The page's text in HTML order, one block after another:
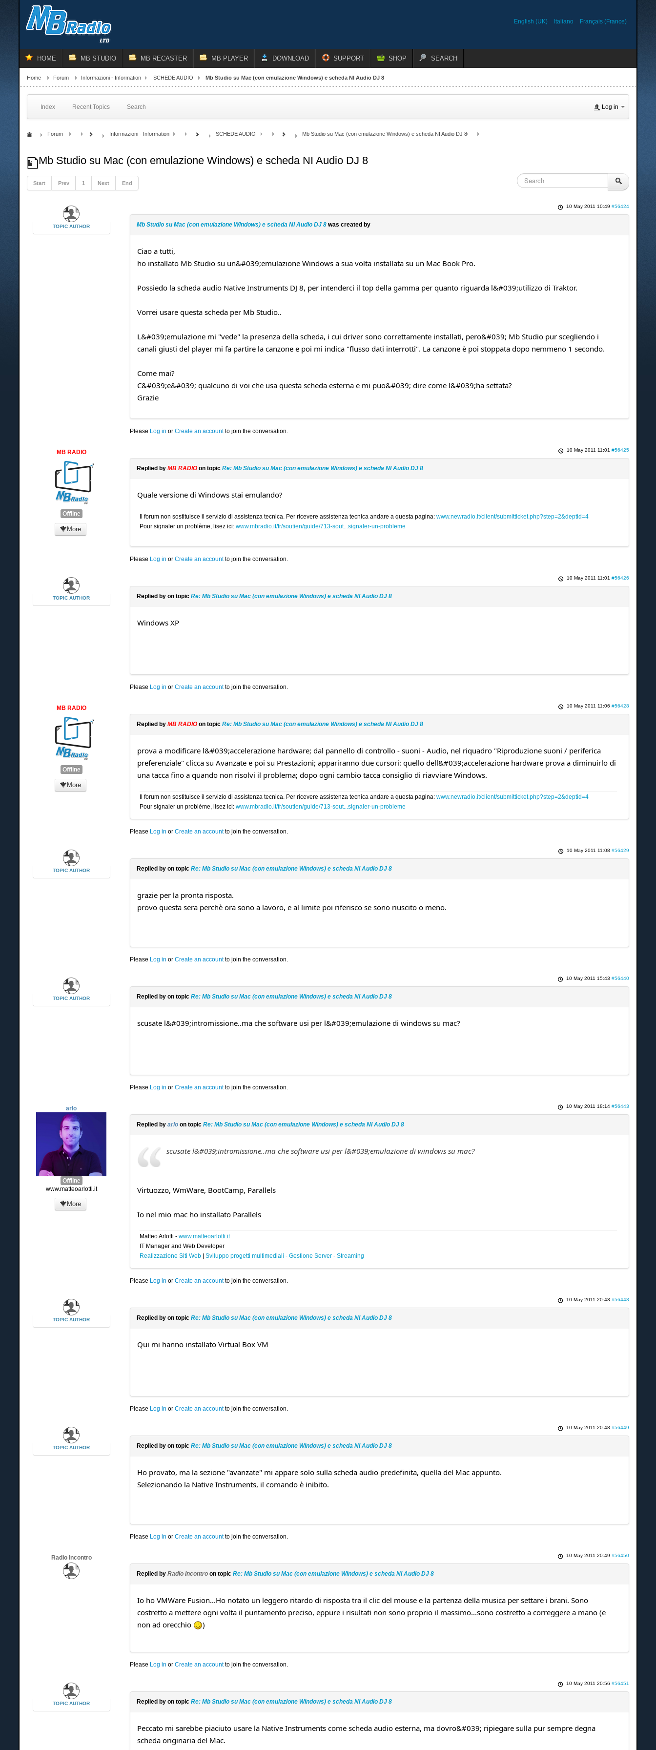
English (UK) Italiano Français (France)
HOME MB STUDIO MB RECASTER MB PLAYER DOWNLOAD SUPPORT SHOP SEARCH
Home Forum Informazioni - Information SCHEDE AUDIO Mb Studio su Mac (con emulazione Windows) e scheda NI Audio DJ 8
Index Recent Topics Search Log in
Forum Informazioni - Information SCHEDE AUDIO Mb Studio su Mac (con emulazione Windows) e scheda NI Audio DJ 8
Mb Studio su Mac (con emulazione Windows) e scheda NI Audio DJ 8
Start Prev 1 Next End
TOPIC AUTHOR
10 May 2011 10:49 #56424
Mb Studio su Mac (con emulazione Windows) e scheda NI Audio DJ 8was created by
Ciao a tutti,
ho installato Mb Studio su un&#039;emulazione Windows a sua volta installata su un Mac Book Pro.
Possiedo la scheda audio Native Instruments DJ 8, per intenderci il top della gamma per quanto riguarda l&#039;utilizzo di Traktor.
Vorrei usare questa scheda per Mb Studio..
L&#039;emulazione mi "vede" la presenza della scheda, i cui driver sono correttamente installati, pero&#039; Mb Studio pur scegliendo i
canali giusti del player mi fa partire la canzone e poi mi indica "flusso dati interrotti". La canzone è poi stoppata dopo nemmeno 1 secondo.
Come mai?
C&#039;e&#039; qualcuno di voi che usa questa scheda esterna e mi puo&#039; dire come l&#039;ha settata?
Grazie
Please Log in or Create an accountto join the conversation.
MB RADIO
Offline
More
10 May 2011 11:01 #56425
Replied by MB RADIOon topic Re: Mb Studio su Mac (con emulazione Windows) e scheda NI Audio DJ 8
Quale versione di Windows stai emulando?
Il forum non sostituisce il servizio di assistenza tecnica. Per ricevere assistenza tecnica andare a questa pagina: www.newradio.it/client/submitticket.php?step=2&deptid=4
Pour signaler un problème, lisez ici: www.mbradio.it/fr/soutien/guide/713-sout...signaler-un-probleme
Please Log in or Create an accountto join the conversation.
TOPIC AUTHOR
10 May 2011 11:01 #56426
Replied by on topic Re: Mb Studio su Mac (con emulazione Windows) e scheda NI Audio DJ 8
Windows XP
Please Log in or Create an accountto join the conversation.
MB RADIO
Offline
More
10 May 2011 11:06 #56428
Replied by MB RADIOon topic Re: Mb Studio su Mac (con emulazione Windows) e scheda NI Audio DJ 8
prova a modificare l&#039;accelerazione hardware; dal pannello di controllo - suoni - Audio, nel riquadro "Riproduzione suoni / periferica
preferenziale" clicca su Avanzate e poi su Prestazioni; appariranno due cursori: quello dell&#039;accelerazione hardware prova a diminuirlo di
una tacca fino a quando non risolvi il problema; dopo ogni cambio tacca consiglio di riavviare Windows.
Il forum non sostituisce il servizio di assistenza tecnica. Per ricevere assistenza tecnica andare a questa pagina: www.newradio.it/client/submitticket.php?step=2&deptid=4
Pour signaler un problème, lisez ici: www.mbradio.it/fr/soutien/guide/713-sout...signaler-un-probleme
Please Log in or Create an accountto join the conversation.
TOPIC AUTHOR
10 May 2011 11:08 #56429
Replied by on topic Re: Mb Studio su Mac (con emulazione Windows) e scheda NI Audio DJ 8
grazie per la pronta risposta.
provo questa sera perchè ora sono a lavoro, e al limite poi riferisco se sono riuscito o meno.
Please Log in or Create an accountto join the conversation.
TOPIC AUTHOR
10 May 2011 15:43 #56440
Replied by on topic Re: Mb Studio su Mac (con emulazione Windows) e scheda NI Audio DJ 8
scusate l&#039;intromissione..ma che software usi per l&#039;emulazione di windows su mac?
Please Log in or Create an accountto join the conversation.
arlo
Offline
www.matteoarlotti.it
More
10 May 2011 18:14 #56443
Replied by arloon topic Re: Mb Studio su Mac (con emulazione Windows) e scheda NI Audio DJ 8
scusate l&#039;intromissione..ma che software usi per l&#039;emulazione di windows su mac?
Virtuozzo, WmWare, BootCamp, Parallels
Io nel mio mac ho installato Parallels
Matteo Arlotti - www.matteoarlotti.it
IT Manager and Web Developer
Realizzazione Siti Web| Sviluppo progetti multimediali - Gestione Server - Streaming
Please Log in or Create an accountto join the conversation.
TOPIC AUTHOR
10 May 2011 20:43 #56448
Replied by on topic Re: Mb Studio su Mac (con emulazione Windows) e scheda NI Audio DJ 8
Qui mi hanno installato Virtual Box VM
Please Log in or Create an accountto join the conversation.
TOPIC AUTHOR
10 May 2011 20:48 #56449
Replied by on topic Re: Mb Studio su Mac (con emulazione Windows) e scheda NI Audio DJ 8
Ho provato, ma la sezione "avanzate" mi appare solo sulla scheda audio predefinita, quella del Mac appunto.
Selezionando la Native Instruments, il comando è inibito.
Please Log in or Create an accountto join the conversation.
Radio Incontro 10 May 2011 20:49 #56450
Replied by Radio Incontroon topic Re: Mb Studio su Mac (con emulazione Windows) e scheda NI Audio DJ 8
Io ho VMWare Fusion...Ho notato un leggero ritardo di risposta tra il clic del mouse e la partenza della musica per settare i brani. Sono
costretto a mettere ogni volta il puntamento preciso, eppure i risultati non sono proprio il massimo...sono costretto a correggere a mano (e
non ad orecchio
)
Please Log in or Create an accountto join the conversation.
TOPIC AUTHOR
10 May 2011 20:56 #56451
Replied by on topic Re: Mb Studio su Mac (con emulazione Windows) e scheda NI Audio DJ 8
Peccato mi sarebbe piaciuto usare la Native Instruments come scheda audio esterna, ma dovro&#039; ripiegare sulla pur sempre degna
scheda originaria del Mac.